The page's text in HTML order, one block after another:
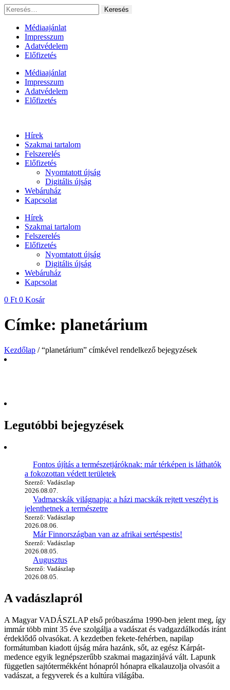
Ugrás
a
tartalomhoz
Keresés:
Médiaajánlat
Impresszum
Adatvédelem
Előfizetés
Médiaajánlat
Impresszum
Adatvédelem
Előfizetés
Hírek
Szakmai tartalom
Felszerelés
Előfizetés
Nyomtatott újság
Digitális újság
Webáruház
Kapcsolat
Hírek
Szakmai tartalom
Felszerelés
Előfizetés
Nyomtatott újság
Digitális újság
Webáruház
Kapcsolat
0 Ft 0 Kosár
Címke: planetárium
Kezdőlap / “planetárium” címkével rendelkező bejegyzések
Legutóbbi bejegyzések
Fontos újítás a természetjáróknak: már térképen is láthatók
a fokozottan védett területek
Szerző: Vadászlap
2026.08.07.
Vadmacskák világnapja: a házi macskák rejtett veszélyt is
jelenthetnek a természetre
Szerző: Vadászlap
2026.08.06.
Már Finnországban van az afrikai sertéspestis!
Szerző: Vadászlap
2026.08.05.
Augusztus
Szerző: Vadászlap
2026.08.05.
A vadászlapról
A Magyar VADÁSZLAP első próbaszáma 1990-ben jelent meg, így
immár több mint 35 éve szolgálja a vadászat és vadgazdálkodás iránt
érdeklődő olvasókat. A kezdetben fekete-fehérben, napilap
formátumban kiadott újság mára hazánk, sőt, az egész Kárpát-
medence egyik legnépszerűbb szakmai magazinjává vált. Lapunk
független sajtótermékként hónapról hónapra elkalauzolja olvasóit a
vadászat, a fegyverek és a kultúra világába.